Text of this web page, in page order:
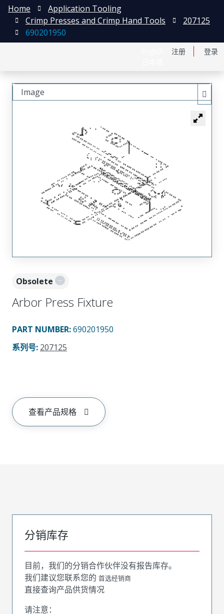
注册 登录
Home
Application Tooling
Crimp Presses and Crimp Hand Tools
207125
690201950
Obsolete
Arbor Press Fixture
PART NUMBER:690201950
系列号: 207125
查看产品规格
Image
分销库存
目前，我们的分销合作伙伴没有报告库存。
我们建议您联系您的 首选经销商
直接查询产品供货情况
请注意：